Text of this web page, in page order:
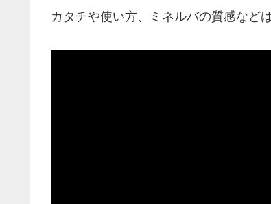
カタチや使い方、ミネルバの質感など